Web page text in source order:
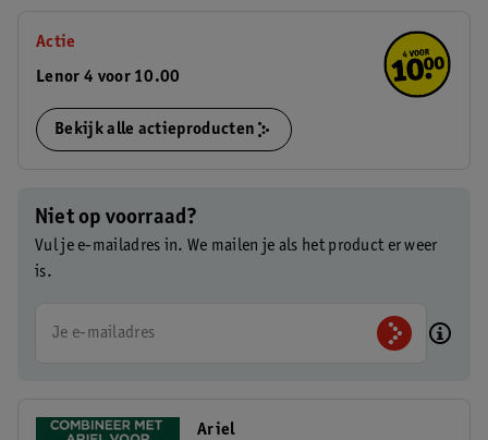
Actie
Lenor 4 voor 10.00
Bekijk alle actieproducten
Niet op voorraad?
Vul je e-mailadres in. We mailen je als het product er weer
is.
Je e-mailadres
Ariel